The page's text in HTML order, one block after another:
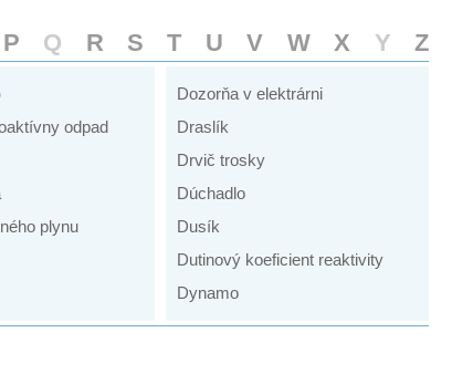
P Q R S T U V W X Y Z
odpad
plynu
Dozorňa v elektrárni
Draslík
Drvič trosky
Dúchadlo
Dusík
Dutinový koeficient reaktivity
Dynamo